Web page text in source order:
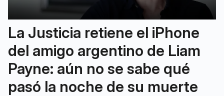
La Justicia retiene el iPhone
del amigo argentino de Liam
Payne: aún no se sabe qué
pasó la noche de su muerte